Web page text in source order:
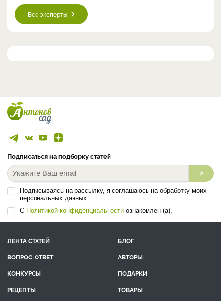
Все эксперты
Подписаться на подборку статей
>
Подписываясь на рассылку, я соглашаюсь на обработку моих
персональных данных.
С Политикой конфиденциальности ознакомлен (а).
ЛЕНТА СТАТЕЙ
БЛОГ
ВОПРОС-ОТВЕТ
АВТОРЫ
КОНКУРСЫ
ПОДАРКИ
РЕЦЕПТЫ
ТОВАРЫ